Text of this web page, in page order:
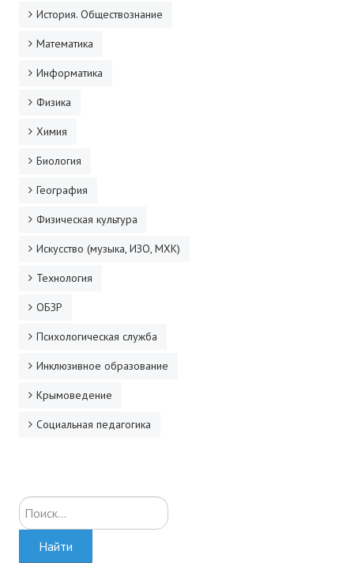
История. Обществознание
Математика
Информатика
Физика
Химия
Биология
География
Физическая культура
Искусство (музыка, ИЗО, МХК)
Технология
ОБЗР
Психологическая служба
Инклюзивное образование
Крымоведение
Социальная педагогика
Искать...
Найти